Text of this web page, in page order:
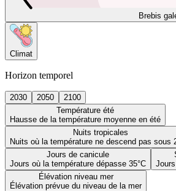
Brebis
Climat
Horizon temporel
2030 2050
2100
Température été
Hausse de la température moyenne en été
Nuits tropicales
Nuits où la température ne descend pas sous
Jours de canicule
Jours où la température dépasse 35°C
Élévation niveau mer
Élévation prévue du niveau de la mer